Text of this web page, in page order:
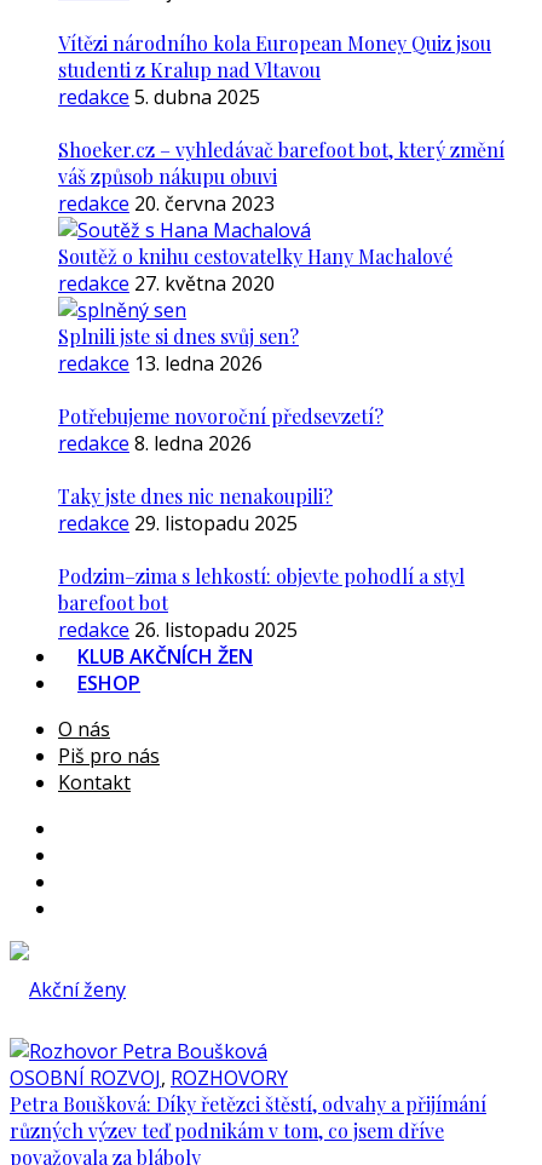
Vítězi národního kola European Money Quiz jsou
studenti z Kralup nad Vltavou
redakce 5. dubna 2025
Shoeker.cz – vyhledávač barefoot bot, který změní
váš způsob nákupu obuvi
redakce 20. června 2023
Soutěž o knihu cestovatelky Hany Machalové
redakce 27. května 2020
Splnili jste si dnes svůj sen?
redakce 13. ledna 2026
Potřebujeme novoroční předsevzetí?
redakce 8. ledna 2026
Taky jste dnes nic nenakoupili?
redakce 29. listopadu 2025
Podzim–zima s lehkostí: objevte pohodlí a styl
barefoot bot
redakce 26. listopadu 2025
KLUB AKČNÍCH ŽEN
ESHOP
O nás
Piš pro nás
Kontakt
OSOBNÍ ROZVOJ, ROZHOVORY
Petra Boušková: Díky řetězci štěstí, odvahy a přijímání
různých výzev teď podnikám v tom, co jsem dříve
považovala za bláboly